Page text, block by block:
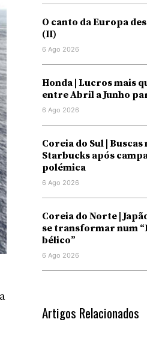
O canto da Europa
(II)
6 Ago 2026
Honda | Lucros mais
entre Abril a Junho
6 Ago 2026
Coreia do Sul | Buscas
Starbucks após
polémica
6 Ago 2026
Coreia do Norte |
se transformar num
bélico”
6 Ago 2026
Artigos Relacionados